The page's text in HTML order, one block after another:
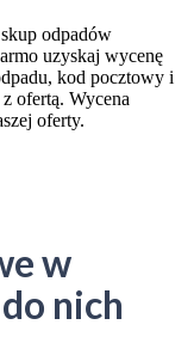
odpadów
uzyskaj wycenę
kod pocztowy i
ofertą. Wycena
oferty.
w
nich